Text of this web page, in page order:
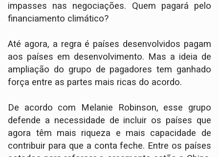
impasses nas negociações. Quem pagará pelo
financiamento climático?
Até agora, a regra é países desenvolvidos pagam
aos países em desenvolvimento. Mas a ideia de
ampliação do grupo de pagadores tem ganhado
força entre as partes mais ricas do acordo.
De acordo com Melanie Robinson, esse grupo
defende a necessidade de incluir os países que
agora têm mais riqueza e mais capacidade de
contribuir para que a conta feche. Entre os países